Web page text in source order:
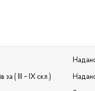
за ( III – IX скл.)